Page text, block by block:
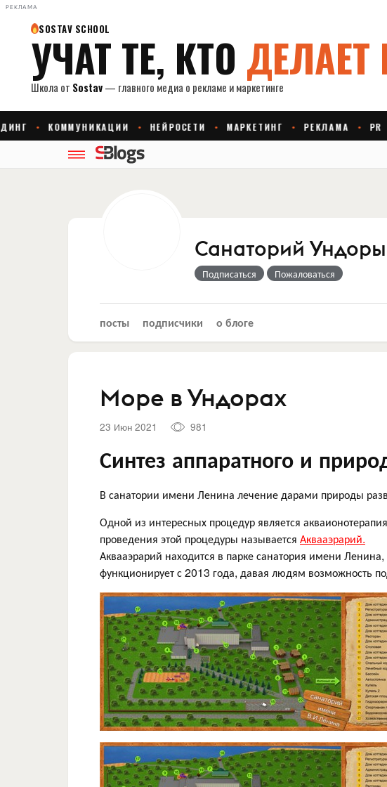
РЕКЛАМА
Санаторий Ундоры
Подписаться Пожаловаться
посты подписчики о блоге
Море в Ундорах
23 Июн 2021 981
Синтез аппаратного и
В санатории имени Ленина лечение дарами природы
Одной из интересных процедур является
проведения этой процедуры называется Аквааэрарий.
Аквааэрарий находится в парке санатория имени
функционирует с 2013 года, давая людям возможность